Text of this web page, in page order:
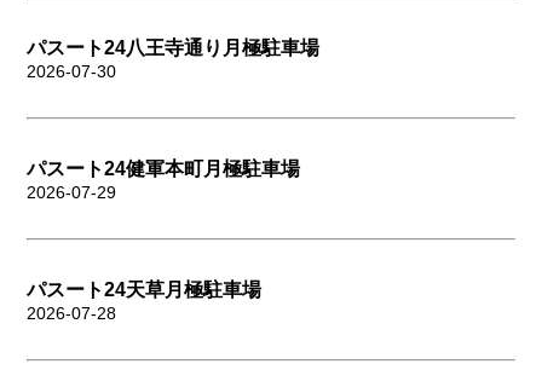
パスート24八王寺通り月極駐車場
2026-07-30
パスート24健軍本町月極駐車場
2026-07-29
パスート24天草月極駐車場
2026-07-28